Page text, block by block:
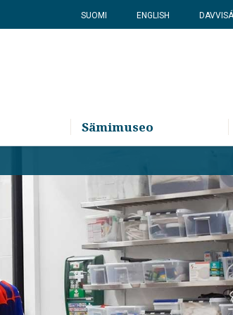
SUOMI ENGLISH
Sämimuseo